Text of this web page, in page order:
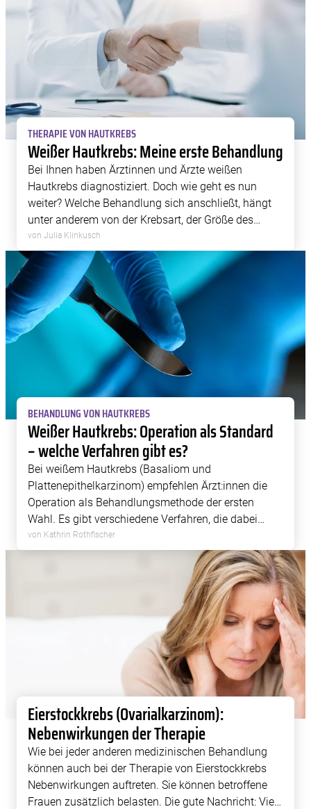
THERAPIE VON HAUTKREBS
Weißer Hautkrebs: Meine erste Behandlung
Bei Ihnen haben Ärztinnen und Ärzte weißen
Hautkrebs diagnostiziert. Doch wie geht es nun
weiter? Welche Behandlung sich anschließt, hängt
unter anderem von der Krebsart, der Größe des
Tumors, seiner Lage und seinem individuellen
Risikoprofil ab. Die wichtigsten Therapien im
Überblick.
von Julia Klinkusch
BEHANDLUNG VON HAUTKREBS
Weißer Hautkrebs: Operation als Standard
– welche Verfahren gibt es?
Bei weißem Hautkrebs (Basaliom und
Plattenepithelkarzinom) empfehlen Ärzt:innen die
Operation als Behandlungsmethode der ersten
Wahl. Es gibt verschiedene Verfahren, die dabei
eingesetzt werden können.
von Kathrin Rothfischer
Eierstockkrebs (Ovarialkarzinom):
Nebenwirkungen der Therapie
Wie bei jeder anderen medizinischen Behandlung
können auch bei der Therapie von Eierstockkrebs
Nebenwirkungen auftreten. Sie können betroffene
Frauen zusätzlich belasten. Die gute Nachricht: Viele